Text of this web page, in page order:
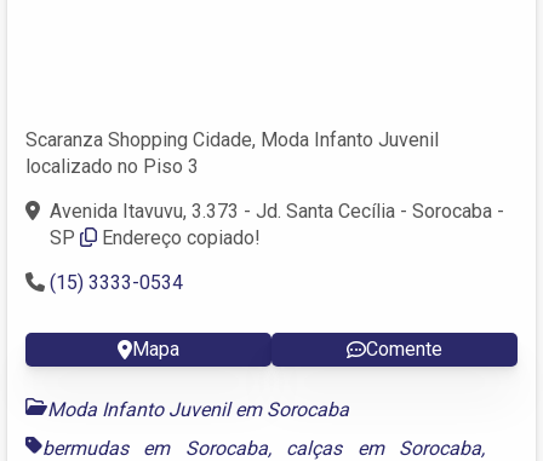
Scaranza Shopping Cidade, Moda Infanto Juvenil
localizado no Piso 3
Avenida Itavuvu, 3.373 - Jd. Santa Cecília - Sorocaba -
SP
Endereço copiado!
(15) 3333-0534
Mapa Comente
Moda Infanto Juvenil em Sorocaba
bermudas em Sorocaba, calças em Sorocaba,